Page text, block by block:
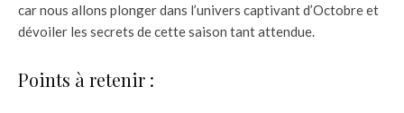
car nous allons plonger dans l’univers captivant d’Octobre et
dévoiler les secrets de cette saison tant attendue.
Points à retenir :